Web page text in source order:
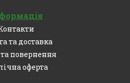
та доставка
повернення
оферта